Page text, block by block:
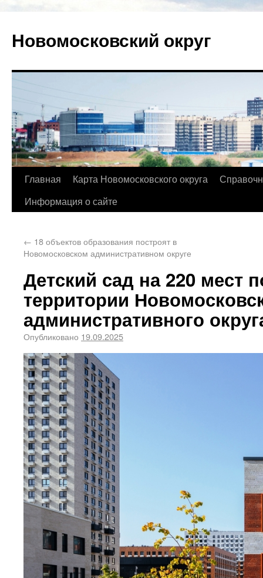
Новомосковский округ
Главная Карта Новомосковского округа
Информация о сайте
← 18 объектов образования построят в
Новомосковском административном округе
Детский сад на 220 мест
территории
административного
Опубликовано 19.09.2025